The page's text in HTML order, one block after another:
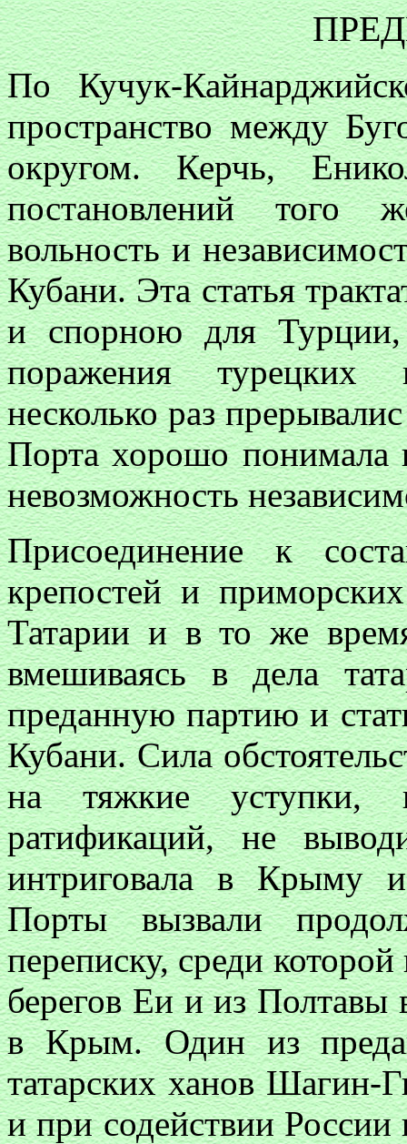
По Кучук-
пространство между
округом. Керчь,
постановлений того
вольность и
Кубани. Эта статья
и спорною для
поражения турецких
несколько раз
Порта хорошо понимала
невозможность
Присоединение к
крепостей и
Татарии и в то же
вмешиваясь в дела
преданную партию и
Кубани. Сила
на тяжкие уступки,
ратификаций, не
интриговала в Крыму
Порты вызвали
переписку, среди
берегов Еи и из Полтавы
в Крым. Один из
татарских ханов Шагин-
и при содействии